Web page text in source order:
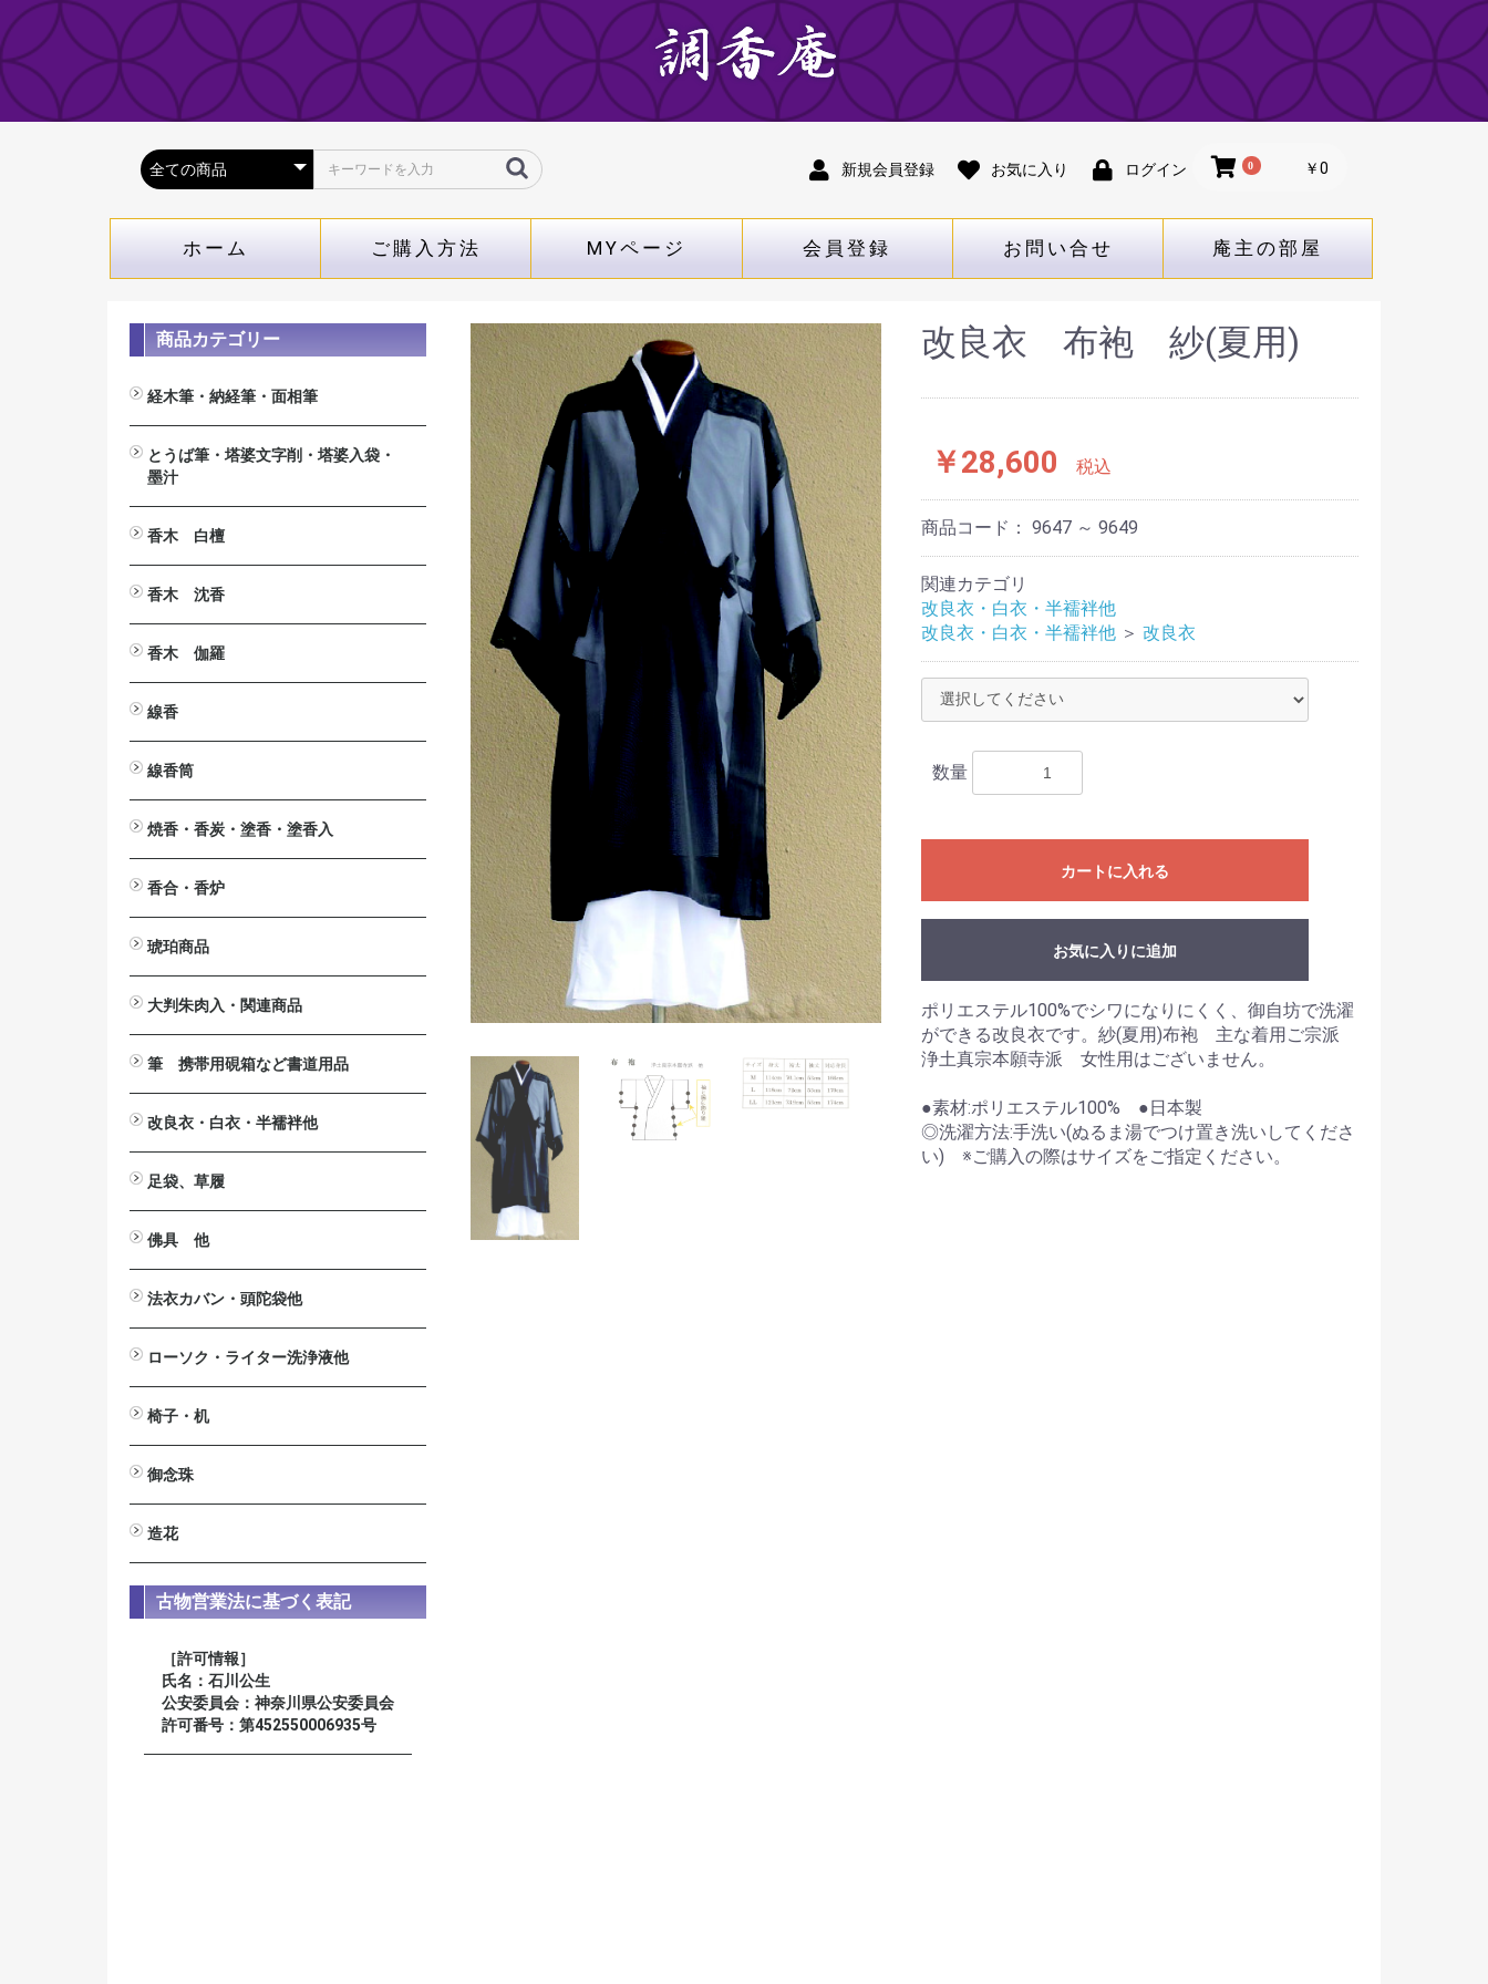
新規会員登録 お気に入り ログイン 0 ￥0
ホーム ご購入方法 MYページ 会員登録 お問い合せ 庵主の部屋
商品カテゴリー
経木筆・納経筆・面相筆
経木筆（木札専用筆）
納経筆(納経帳専用）
面相筆
とうば筆・塔婆文字削・塔婆入袋・
墨汁
とうば筆
塔婆文字削り
塔婆入れ袋
塔婆・経木・木面専用墨液
香木 白檀
白檀・刻み
白檀・切葉
白檀・角割（分割）
白檀・塗香入
白檀・香合
白檀・腕輪（念珠）
白檀木・彫刻
入浴剤 カッコウ・白檀
白檀の香りの消毒液
香木 沈香
沈香・刻み（粉末）
沈香・爪 割 笹
沈香・原木
沈香・香合
沈香・香炉
沈香・ストラップ
沈香・腕輪
沈香・芴
沈香・彫刻
香木 伽羅
伽羅・刻み
伽羅・小割/細割
伽羅・角割（分割）
伽羅・原木
伽羅・ストラップ
線香
短寸（中寸）白檀・沈香
伽羅（伽羅調）・短寸（中寸）
長寸 白檀・沈香
伽羅（伽羅調）・長寸
大薫 白檀・沈香
伽羅（伽羅調）・大薫
ミニ寸・渦巻・防虫香 ミニ寸
渦巻
渦巻用香炉
防虫香
線香筒
黒檀
紫檀
欅（けやき）
桜
焼香・香炭・塗香・塗香入
焼香
鳳命沈香
香炭
灰ならし・灰ふるい
燃香
常香盤用抜型
塗香
塗香入
香合・香炉
香合
香炉
琥珀商品
大判朱肉入・関連商品
大判朱肉入
詰替用朱肉
印じょく台
堆朱印盒
補充用液
筆 携帯用硯箱など書道用品
携帯用硯箱
小筆
中筆
太筆
墨池
筆掛け
筆立
硯
墨汁
改良衣・白衣・半襦袢他
改良衣
作務衣・掲載一時停止中
白衣・掲載一時停止中
半襦袢・掲載一時停止中
マジック帯
羽織・半纏・販売終了
下着
防寒カバー・販売終了
法衣箪笥・販売終了
足袋、草履
足袋
草履
佛具 他
法要台
戒名用紙入
印金
見台>自在見台
六角畳台
笏
絡子環
傘
ペーパーハンガー
ワイヤレスアンプ関連商品
拡声器>ハンズフリー拡声器
仏具洗浄液
案内板・パンフレッドスタンド
法衣カバン・頭陀袋他
法衣カバン
頭陀袋（袋物）
ローソク・ライター洗浄液他
洋ローソク>日之出富士
ローカット
ローがとれます
ライター
芯切り鋏
洗浄液
椅子・机
御詠歌テーブルⅡ
御詠歌用スツール
木製椅子
スチール椅子
アルミ椅子
座椅子
法事・接客机
御念珠
男性用
女性用
星月菩提樹
装束念珠 尺八寸
造花
びしゃく
しきみ
高野槇
新ヒバ
若松
シルク常花 蓮
ミニ常花 蓮
仏花
榊
古物営業法に基づく表記
［許可情報］
氏名：石川公生
公安委員会：神奈川県公安委員会
許可番号：第452550006935号
改良衣 布袍 紗(夏用)
￥28,600 税込
商品コード： 9647 ～ 9649
関連カテゴリ
改良衣・白衣・半襦袢他
改良衣・白衣・半襦袢他 ＞ 改良衣
数量
カートに入れる
お気に入りに追加
ポリエステル100%でシワになりにくく、御自坊で洗濯
ができる改良衣です。紗(夏用)布袍 主な着用ご宗派
浄土真宗本願寺派 女性用はございません。
●素材:ポリエステル100% ●日本製
◎洗濯方法:手洗い(ぬるま湯でつけ置き洗いしてくださ
い) ※ご購入の際はサイズをご指定ください。